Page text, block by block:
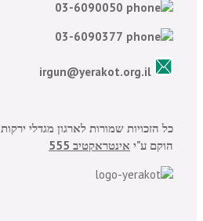
כל הזכויות שמורות לארגון מגדלי ירקות
הוקם ע"י אינטראקטיב 555